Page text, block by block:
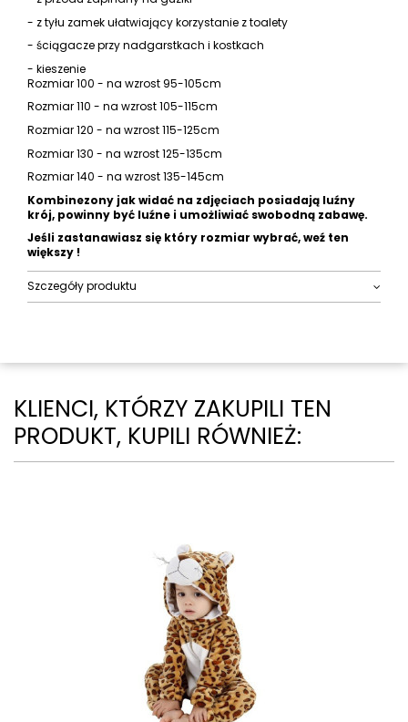
- z tyłu zamek ułatwiający korzystanie z toalety
- ściągacze przy nadgarstkach i kostkach
- kieszenie
Rozmiar 100 - na wzrost 95-105cm
Rozmiar 110 - na wzrost 105-115cm
Rozmiar 120 - na wzrost 115-125cm
Rozmiar 130 - na wzrost 125-135cm
Rozmiar 140 - na wzrost 135-145cm
Kombinezony jak widać na zdjęciach posiadają luźny
krój, powinny być luźne i umożliwiać swobodną zabawę.
Jeśli zastanawiasz się który rozmiar wybrać, weź ten
większy !
Szczegóły produktu
KLIENCI, KTÓRZY ZAKUPILI TEN
PRODUKT, KUPILI RÓWNIEŻ: